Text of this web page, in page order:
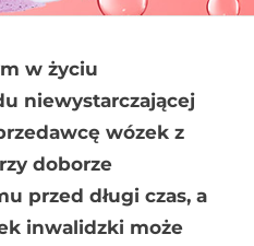
w życiu
niewystarczającej
wózek z
doborze
przed długi czas, a
inwalidzki może